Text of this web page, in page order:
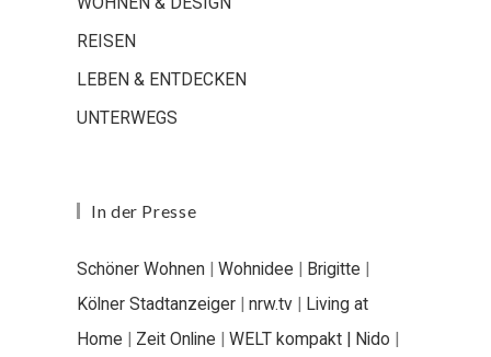
REISEN
LEBEN & ENTDECKEN
UNTERWEGS
In der Presse
Schöner Wohnen | Wohnidee | Brigitte |
Kölner Stadtanzeiger | nrw.tv | Living at
Home | Zeit Online | WELT kompakt | Nido |